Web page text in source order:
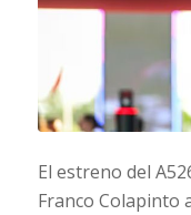
El estreno del
Franco Colapinto